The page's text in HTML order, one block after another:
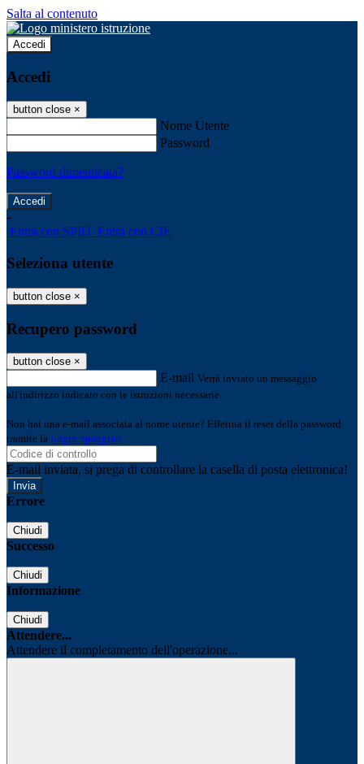
Salta al contenuto
Accedi
Accedi
button close ×
Nome Utente
Password
Password dimenticata?
-
Entra con SPID Entra con CIE
Seleziona utente
button close ×
Recupero password
button close ×
E-mail Verrà inviato un messaggio
all'indirizzo indicato con le istruzioni necessarie.
Non hai una e-mail associata al nome utente? Effettua il reset della password
tramite la Login Spaggiari
E-mail inviata, si prega di controllare la casella di posta elettronica!
Errore
Chiudi
Successo
Chiudi
Informazione
Chiudi
Attendere...
Attendere il completamento dell'operazione...